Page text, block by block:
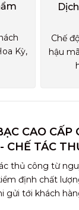
Kỳ,
Chế
hậu
CAO
CHẾ TÁC
thủ công từ
định chất
gửi tới khách